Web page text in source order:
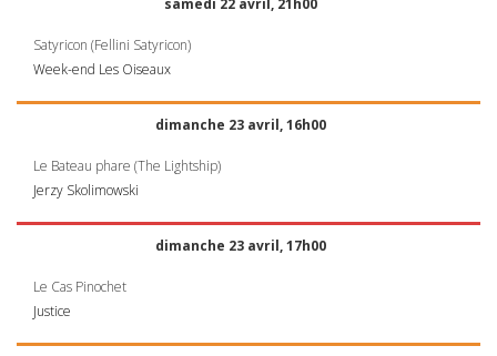
samedi 22 avril, 21h00
Satyricon (Fellini Satyricon)
Week-end Les Oiseaux
dimanche 23 avril, 16h00
Le Bateau phare (The Lightship)
Jerzy Skolimowski
dimanche 23 avril, 17h00
Le Cas Pinochet
Justice